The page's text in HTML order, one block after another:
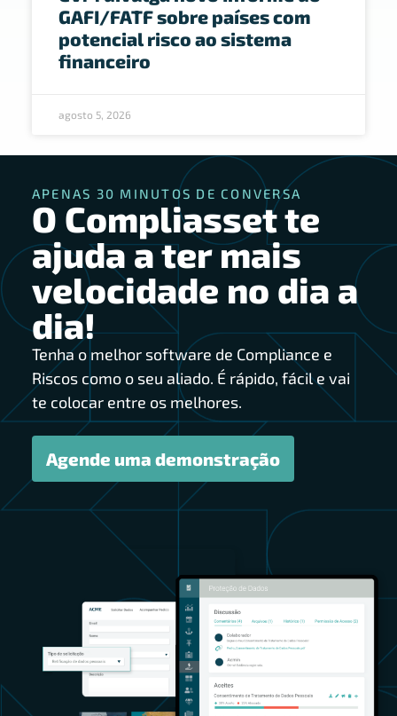
GAFI/FATF sobre países com
potencial risco ao sistema
financeiro
agosto 5, 2026
APENAS 30 MINUTOS DE CONVERSA
O Compliasset te
ajuda a ter mais
velocidade no dia a
dia!
Tenha o melhor software de Compliance e
Riscos como o seu aliado. É rápido, fácil e vai
te colocar entre os melhores.
Agende uma demonstração